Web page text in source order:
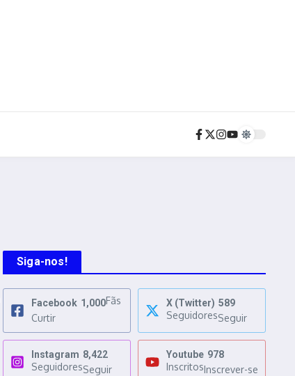
Siga-nos!
Facebook 1,000Fãs
Curtir
X (Twitter) 589
SeguidoresSeguir
Instagram 8,422
SeguidoresSeguir
Youtube 978
InscritosInscrever-se